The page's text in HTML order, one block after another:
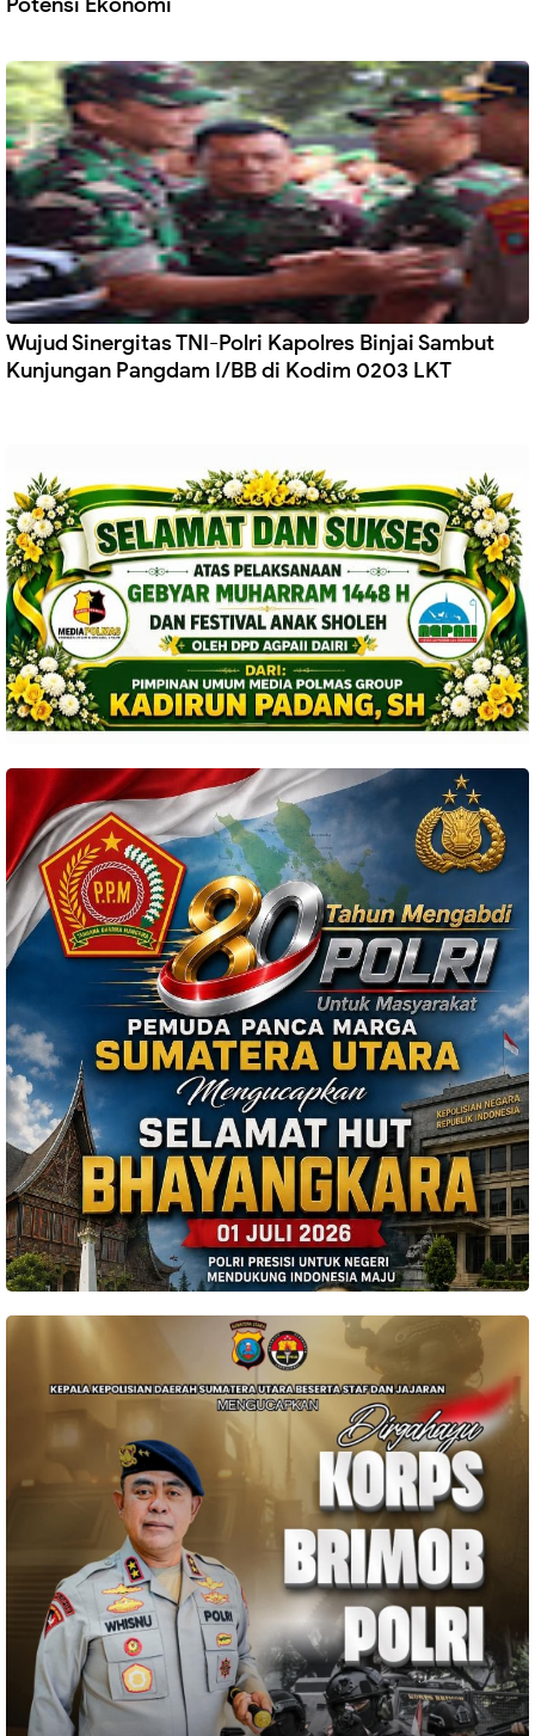
Wujud Sinergitas TNI-Polri Kapolres Binjai Sambut
Kunjungan Pangdam I/BB di Kodim 0203 LKT